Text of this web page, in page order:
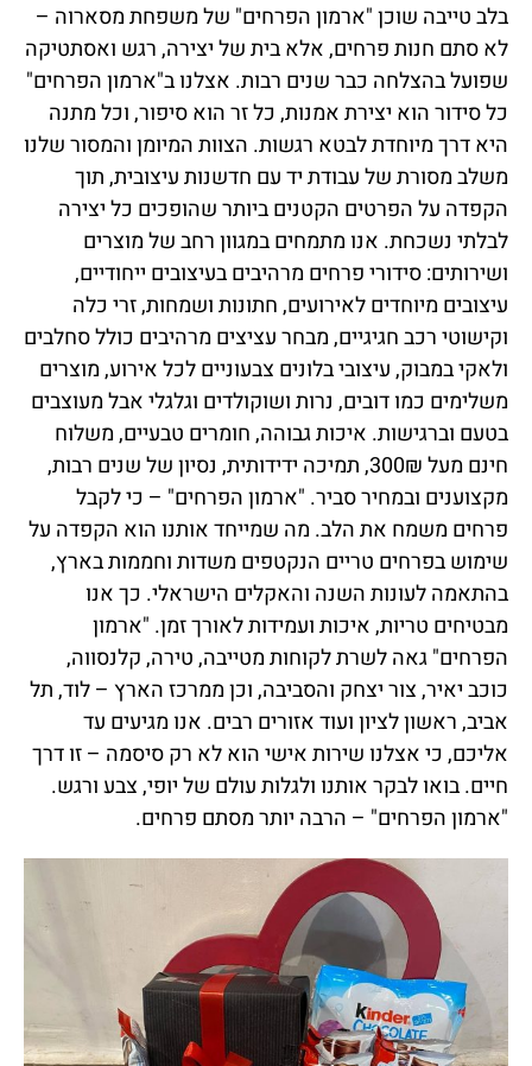
בלב טייבה שוכן "ארמון הפרחים" של משפחת מסארוה –
לא סתם חנות פרחים, אלא בית של יצירה, רגש ואסתטיקה
שפועל בהצלחה כבר שנים רבות. אצלנו ב"ארמון הפרחים"
כל סידור הוא יצירת אמנות, כל זר הוא סיפור, וכל מתנה
היא דרך מיוחדת לבטא רגשות. הצוות המיומן והמסור שלנו
משלב מסורת של עבודת יד עם חדשנות עיצובית, תוך
הקפדה על הפרטים הקטנים ביותר שהופכים כל יצירה
לבלתי נשכחת. אנו מתמחים במגוון רחב של מוצרים
ושירותים: סידורי פרחים מרהיבים בעיצובים ייחודיים,
עיצובים מיוחדים לאירועים, חתונות ושמחות, זרי כלה
וקישוטי רכב חגיגיים, מבחר עציצים מרהיבים כולל סחלבים
ולאקי במבוק, עיצובי בלונים צבעוניים לכל אירוע, מוצרים
משלימים כמו דובים, נרות ושוקולדים וגלגלי אבל מעוצבים
בטעם וברגישות. איכות גבוהה, חומרים טבעיים, משלוח
חינם מעל 300₪, תמיכה ידידותית, נסיון של שנים רבות,
מקצוענים ובמחיר סביר. "ארמון הפרחים" – כי לקבל
פרחים משמח את הלב. מה שמייחד אותנו הוא הקפדה על
שימוש בפרחים טריים הנקטפים משדות וחממות בארץ,
בהתאמה לעונות השנה והאקלים הישראלי. כך אנו
מבטיחים טריות, איכות ועמידות לאורך זמן. "ארמון
הפרחים" גאה לשרת לקוחות מטייבה, טירה, קלנסווה,
כוכב יאיר, צור יצחק והסביבה, וכן ממרכז הארץ – לוד, תל
אביב, ראשון לציון ועוד אזורים רבים. אנו מגיעים עד
אליכם, כי אצלנו שירות אישי הוא לא רק סיסמה – זו דרך
חיים. בואו לבקר אותנו ולגלות עולם של יופי, צבע ורגש.
"ארמון הפרחים" – הרבה יותר מסתם פרחים.